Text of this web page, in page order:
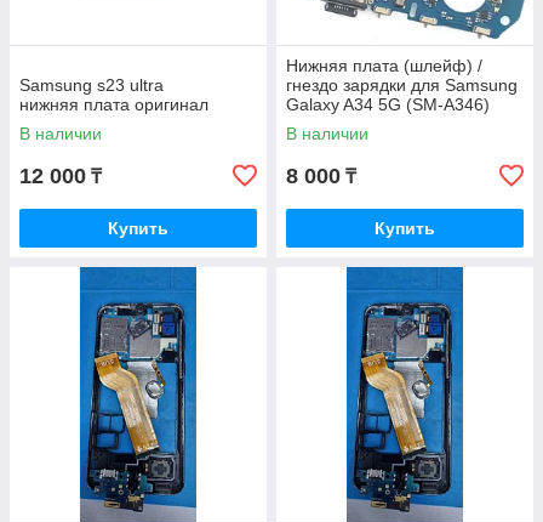
Samsung s23 ultra
нижняя плата оригинал
В наличии
12 000 ₸
Купить
Нижняя плата (шлейф) /
гнездо зарядки для Samsung
Galaxy A34 5G (SM-A346)
В наличии
8 000 ₸
Купить